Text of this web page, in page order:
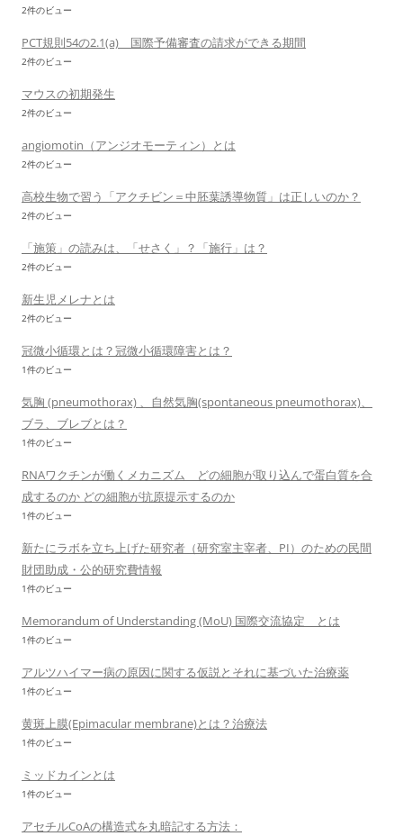
2件のビュー
PCT規則54の2.1(a) 国際予備審査の請求ができる期間
2件のビュー
マウスの初期発生
2件のビュー
angiomotin（アンジオモーティン）とは
2件のビュー
高校生物で習う「アクチビン＝中胚葉誘導物質」は正しいのか？
2件のビュー
「施策」の読みは、「せさく」？「施行」は？
2件のビュー
新生児メレナとは
2件のビュー
冠微小循環とは？冠微小循環障害とは？
1件のビュー
気胸 (pneumothorax) 、自然気胸(spontaneous pneumothorax)、
ブラ、ブレブとは？
1件のビュー
RNAワクチンが働くメカニズム どの細胞が取り込んで蛋白質を合
成するのか どの細胞が抗原提示するのか
1件のビュー
新たにラボを立ち上げた研究者（研究室主宰者、PI）のための民間
財団助成・公的研究費情報
1件のビュー
Memorandum of Understanding (MoU) 国際交流協定 とは
1件のビュー
アルツハイマー病の原因に関する仮説とそれに基づいた治療薬
1件のビュー
黄斑上膜(Epimacular membrane)とは？治療法
1件のビュー
ミッドカインとは
1件のビュー
アセチルCoAの構造式を丸暗記する方法：